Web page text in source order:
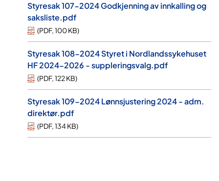
Styresak 107-2024 Godkjenning av innkalling og
saksliste.pdf
(PDF,100 KB)
Styresak 108-2024 Styret i Nordlandssykehuset
HF 2024-2026 - suppleringsvalg.pdf
(PDF,122 KB)
Styresak 109-2024 Lønnsjustering 2024 - adm.
direktør.pdf
(PDF,134 KB)